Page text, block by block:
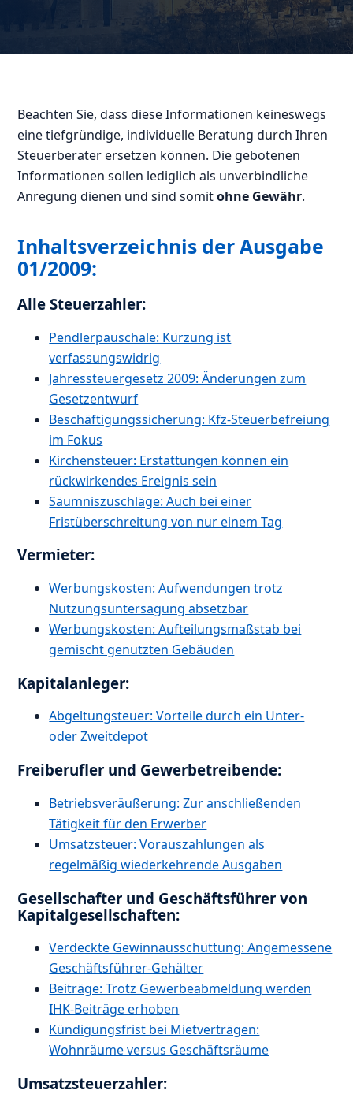
Beachten Sie, dass diese Informationen keineswegs
eine tiefgründige, individuelle Beratung durch Ihren
Steuerberater ersetzen können. Die gebotenen
Informationen sollen lediglich als unverbindliche
Anregung dienen und sind somitohne Gewähr.
Inhaltsverzeichnis der Ausgabe
01/2009:
Alle Steuerzahler:
Pendlerpauschale: Kürzung ist
verfassungswidrig
Jahressteuergesetz 2009: Änderungen zum
Gesetzentwurf
Beschäftigungssicherung: Kfz-Steuerbefreiung
im Fokus
Kirchensteuer: Erstattungen können ein
rückwirkendes Ereignis sein
Säumniszuschläge: Auch bei einer
Fristüberschreitung von nur einem Tag
Vermieter:
Werbungskosten: Aufwendungen trotz
Nutzungsuntersagung absetzbar
Werbungskosten: Aufteilungsmaßstab bei
gemischt genutzten Gebäuden
Kapitalanleger:
Abgeltungsteuer: Vorteile durch ein Unter-
oder Zweitdepot
Freiberufler und Gewerbetreibende:
Betriebsveräußerung: Zur anschließenden
Tätigkeit für den Erwerber
Umsatzsteuer: Vorauszahlungen als
regelmäßig wiederkehrende Ausgaben
Gesellschafter und Geschäftsführer von
Kapitalgesellschaften:
Verdeckte Gewinnausschüttung: Angemessene
Geschäftsführer-Gehälter
Beiträge: Trotz Gewerbeabmeldung werden
IHK-Beiträge erhoben
Kündigungsfrist bei Mietverträgen:
Wohnräume versus Geschäftsräume
Umsatzsteuerzahler: